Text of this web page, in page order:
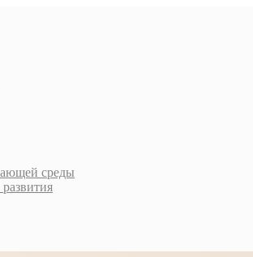
среды